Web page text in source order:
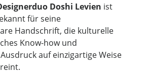
Doshi Levien ist
für seine
Handschrift, die kulturelle
Know-how und
auf einzigartige Weise